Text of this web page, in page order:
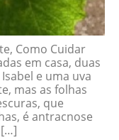
Como Cuidar
em casa, duas
e uma uva
mas as folhas
que
é antracnose
[…]